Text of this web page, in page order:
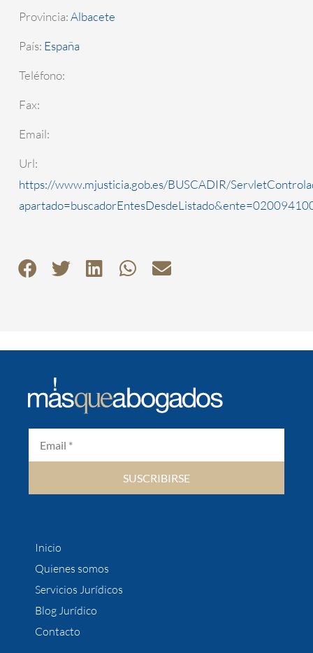
Provincia:Albacete
País: España
Teléfono:
Fax:
Email:
Url:
https://www.mjusticia.gob.es/BUSCADIR/
SUSCRIBIRSE
Inicio
Quienes somos
Servicios Jurídicos
Blog Jurídico
Contacto